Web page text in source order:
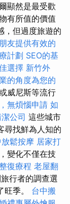
顯然是最受歡
有所值的價值
，但過度旅遊的
友提供有效的
計劃 SEO的基
選擇 新竹外
的角度為您的
威尼斯等流行
無煩惱申請 如
公司 這些城市
尋找鮮為人知的
鬆按摩 居家打
變化不僅在技
復療程 老屋翻
行者的調查選
旺季。 台中搬